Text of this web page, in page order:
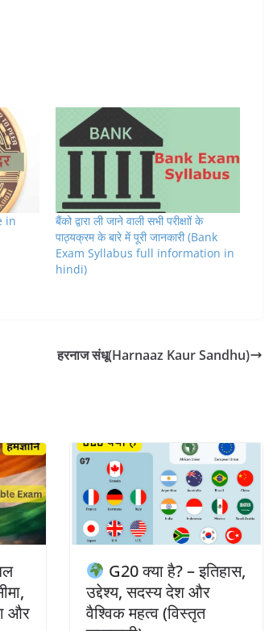
in
बैंको द्वारा ली जाने वाली सभी परीक्षाों के
पाठ्यक्रम के बारे में पूरी जानकारी (Bank
Exam Syllabus full information in
hindi)
हरनाज संधू(Harnaaz Kaur Sandhu)
और
G20 क्या है? – इतिहास,
उद्देश्य, सदस्य देश और
वैश्विक महत्व (विस्तृत